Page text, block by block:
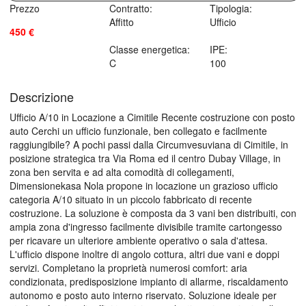
Prezzo
450 €
Contratto:
Affitto
Tipologia:
Ufficio
Classe energetica:
C
IPE:
100
Descrizione
Ufficio A/10 in Locazione a Cimitile Recente costruzione con posto
auto Cerchi un ufficio funzionale, ben collegato e facilmente
raggiungibile? A pochi passi dalla Circumvesuviana di Cimitile, in
posizione strategica tra Via Roma ed il centro Dubay Village, in
zona ben servita e ad alta comodità di collegamenti,
Dimensionekasa Nola propone in locazione un grazioso ufficio
categoria A/10 situato in un piccolo fabbricato di recente
costruzione. La soluzione è composta da 3 vani ben distribuiti, con
ampia zona d'ingresso facilmente divisibile tramite cartongesso
per ricavare un ulteriore ambiente operativo o sala d'attesa.
L'ufficio dispone inoltre di angolo cottura, altri due vani e doppi
servizi. Completano la proprietà numerosi comfort: aria
condizionata, predisposizione impianto di allarme, riscaldamento
autonomo e posto auto interno riservato. Soluzione ideale per